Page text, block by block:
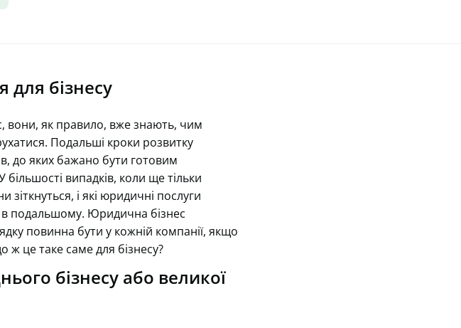
для бізнесу
вони, як правило, вже знають, чим
Подальші кроки розвитку
до яких бажано бути готовим
випадків, коли ще тільки
і які юридичні послуги
в подальшому. Юридична бізнес
повинна бути у кожній компанії, якщо
ж це таке саме для бізнесу?
бізнесу або великої